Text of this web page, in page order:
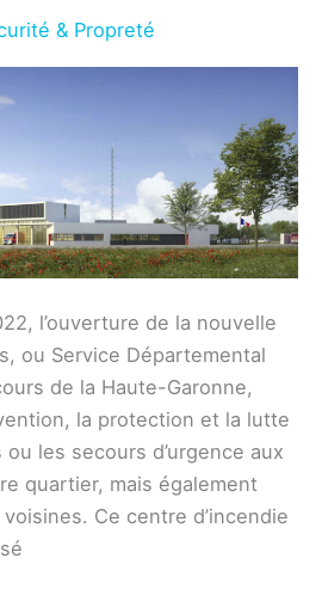
& Propreté
l’ouverture de la nouvelle
ou Service Départemental
de la Haute-Garonne,
la protection et la lutte
les secours d’urgence aux
quartier, mais également
Ce centre d’incendie